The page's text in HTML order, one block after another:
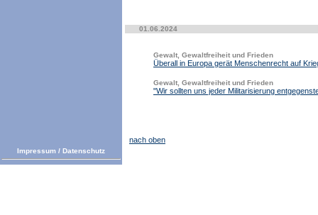
01.06.2024
Gewalt, Gewaltfreiheit und Frieden
Überall in Europa gerät Menschenrecht auf
Gewalt, Gewaltfreiheit und Frieden
"Wir sollten uns jeder Militarisierung
nach oben
Impressum / Datenschutz